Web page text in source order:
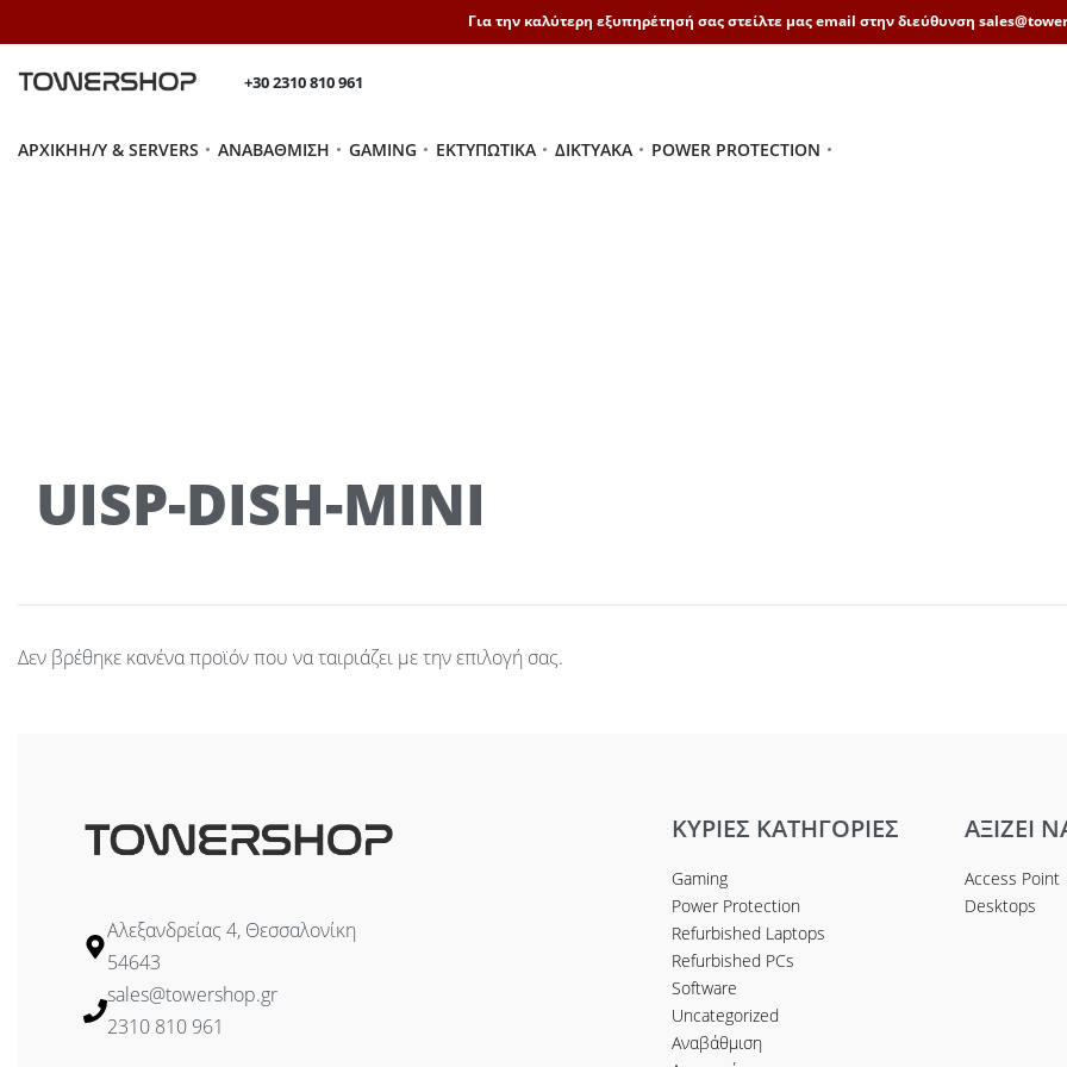
Για την καλύτερη εξυπηρέτησή σας στείλτε μας email στην διεύθυνση
+30 2310 810 961
ΑΡΧΙΚΉH/Y & SERVERS ΑΝΑΒΆΘΜΙΣΗ GAMING ΕΚΤΥΠΩΤΙΚΆ ΔΙΚΤΥΑΚΆ POWER PROTECTION
UISP-DISH-MINI
Δεν βρέθηκε κανένα προϊόν που να ταιριάζει με την επιλογή σας.
Αλεξανδρείας 4, Θεσσαλονίκη
54643
sales@towershop.gr
2310 810 961
ΚΥΡΙΕΣ ΚΑΤΗΓΟΡΙΕΣ
Gaming
Power Protection
Refurbished Laptops
Refurbished PCs
Software
Uncategorized
Αναβάθμιση
ΑΞΙΖΕΙ
Access Point
Desktops